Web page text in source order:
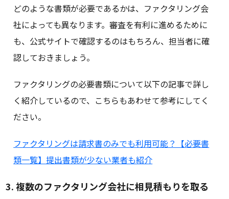
どのような書類が必要であるかは、ファクタリング会
社によっても異なります。審査を有利に進めるために
も、公式サイトで確認するのはもちろん、担当者に確
認しておきましょう。
ファクタリングの必要書類について以下の記事で詳し
く紹介しているので、こちらもあわせて参考にしてく
ださい。
ファクタリングは請求書のみでも利用可能？【必要書
類一覧】提出書類が少ない業者も紹介
3. 複数のファクタリング会社に相見積もりを取る